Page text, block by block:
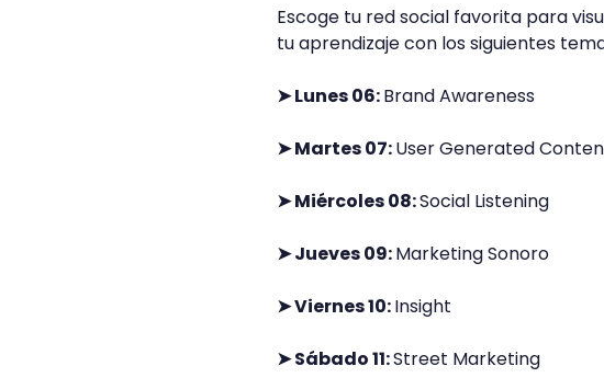
Escoge tu red social favorita para
tu aprendizaje con los siguientes
➤ Lunes 06:Brand Awareness
➤ Martes 07:User Generated
➤ Miércoles 08:Social Listening
➤ Jueves 09:Marketing Sonoro
➤ Viernes 10:Insight
➤ Sábado 11:Street Marketing